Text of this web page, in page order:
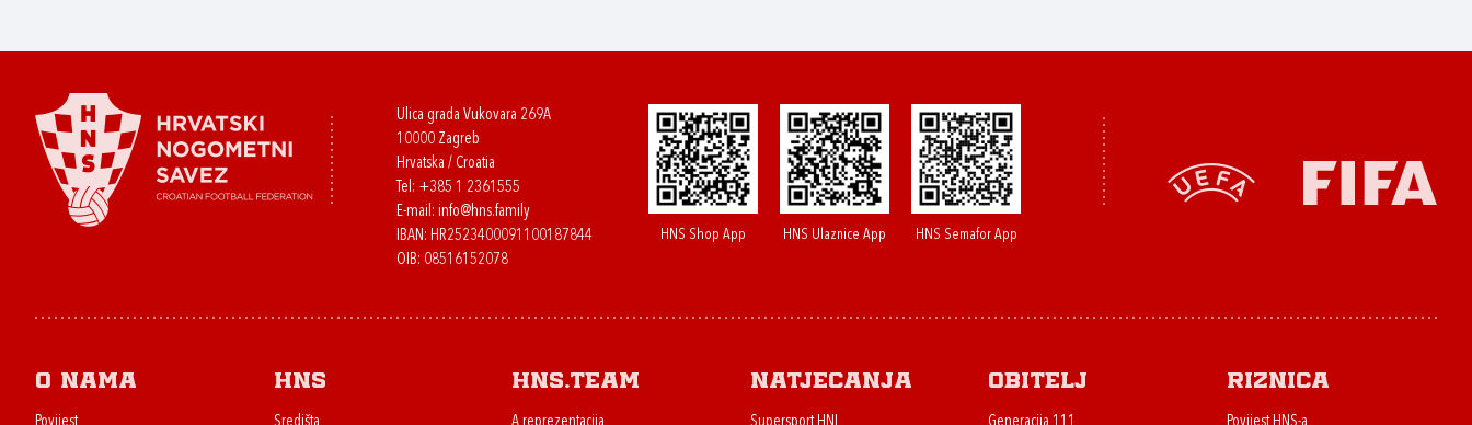
Ulica grada Vukovara 269A
10000 Zagreb
Hrvatska / Croatia
Tel: +385 1 2361555
E-mail: info@hns.family
IBAN: HR2523400091100187844
OIB: 08516152078
HNS Shop App HNS Ulaznice App HNS Semafor App
O nama HNS HNS.team Natjecanja Obitelj Riznica